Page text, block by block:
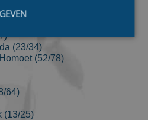
bij meer dan 10 podiums:
/ 66 podiums)
85)
(23/34)
(52/78)
64)
(13/25)
Gerichte advertenties
gebruikt om te zien hoe
bijv. analytische
niet worden gebruikt om
te identificeren.